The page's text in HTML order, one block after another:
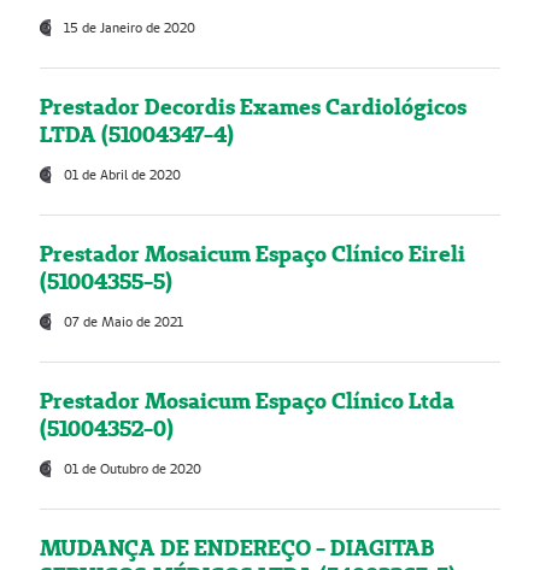
15 de Janeiro de 2020
Prestador Decordis Exames Cardiológicos
LTDA (51004347-4)
01 de Abril de 2020
Prestador Mosaicum Espaço Clínico Eireli
(51004355-5)
07 de Maio de 2021
Prestador Mosaicum Espaço Clínico Ltda
(51004352-0)
01 de Outubro de 2020
MUDANÇA DE ENDEREÇO - DIAGITAB